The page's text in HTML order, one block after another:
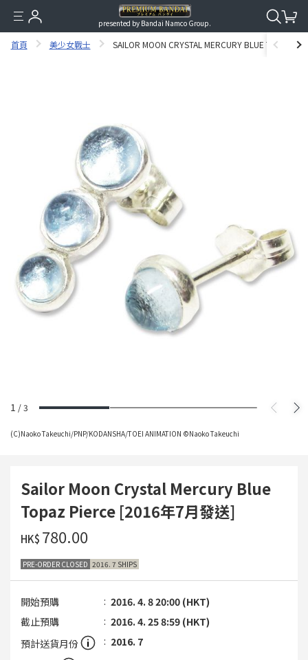
presented by Bandai Namco Group.
首頁 美少女戰士 SAILOR MOON CRYSTAL MERCURY BLUE TOPAZ
1 /3
(C)Naoko Takeuchi/PNP/KODANSHA/TOEI ANIMATION ©Naoko Takeuchi
Sailor Moon Crystal Mercury Blue
Topaz Pierce [2016年7月發送]
HK$ ‌780.00
PRE-ORDER CLOSED 2016. 7 SHIPS
開始預購
2016. 4. 8 20:00 (HKT)
截止預購
2016. 4. 25 8:59 (HKT)
預計送貨月份
2016. 7